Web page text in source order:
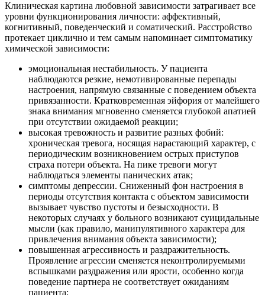
Клиническая картина любовной зависимости затрагивает все
уровни функционирования личности: аффективный,
когнитивный, поведенческий и соматический. Расстройство
протекает циклично и тем самым напоминает симптоматику
химической зависимости:
эмоциональная нестабильность. У пациента
наблюдаются резкие, немотивированные перепады
настроения, напрямую связанные с поведением объекта
привязанности. Кратковременная эйфория от малейшего
знака внимания мгновенно сменяется глубокой апатией
при отсутствии ожидаемой реакции;
высокая тревожность и развитие разных фобий:
хроническая тревога, носящая нарастающий характер, с
периодическим возникновением острых приступов
страха потери объекта. На пике тревоги могут
наблюдаться элементы панических атак;
симптомы депрессии. Сниженный фон настроения в
периоды отсутствия контакта с объектом зависимости
вызывает чувство пустоты и безысходности. В
некоторых случаях у больного возникают суицидальные
мысли (как правило, манипулятивного характера для
привлечения внимания объекта зависимости);
повышенная агрессивность и раздражительность.
Проявление агрессии сменяется неконтролируемыми
вспышками раздражения или ярости, особенно когда
поведение партнера не соответствует ожиданиям
пациента;